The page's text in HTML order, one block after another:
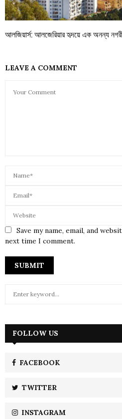
আলজিয়ার্স: আলজেরিয়ার হৃদয়ে এক অনন্য
LEAVE A COMMENT
Save my name, email, and
next time I comment.
h
FOLLOW US
FACEBOOK
TWITTER
INSTAGRAM